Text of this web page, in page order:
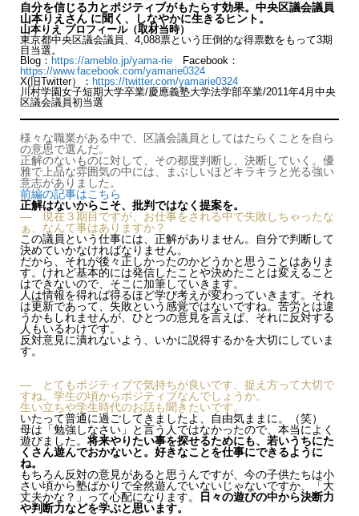
自分を信じる力とポジティブがもたらす効果。中央区議会議員
山本りえさん に聞く、しなやかに生きるヒント。
山本りえ プロフィール（取材当時）
東京都中央区議会議員、4,088票という圧倒的な得票数をもって3期
目当選。
Blog： https://ameblo.jp/yama-rie Facebook：
https://www.facebook.com/yamarie0324
X(旧Twitter）： https://twitter.com/yamarie0324
川村学園女子短期大学卒業/慶應義塾大学法学部卒業/2011年4月中央
区議会議員初当選
様々な職業がある中で、区議会議員としてはたらくことを自ら
の意思で選んだ。
正解のないものに対して、その都度判断し、決断していく。優
雅で上品な雰囲気の中には、まぶしいほどキラキラと光る強い
意志がありました。
前編の記事はこちら
正解はないからこそ、批判ではなく提案を。
— 現在３期目ですが、お仕事をされる中で失敗しちゃったな
ぁ、なんて事はありますか？
この議員という仕事には、正解がありません。自分で判断して
決めていかなければなりません。
だから、それが後々正しかったのかどうかと思うことはありま
す。けれど基本的には発信したことや決めたことは変えること
はできないので、そこに加筆していきます。
人は情報を得れば得るほど学び考えが変わっていきます。それ
は更新であって、失敗という感覚ではないですね。苦労とは違
うかもしれませんが、ひとつの意見を言えば、それに反対する
人もいるわけです。
反対意見に潰れないよう、いかに説得するかを大切にしていま
す。
— とてもポジティブで気持ちが良いです、捉え方って大切で
すね。学生の頃からポジティブなんでしょうか。
生い立ちや学生時代のお話も聞きたいです。
いたって普通に過ごしてきましたよ、自由気ままに。（笑）
母は「勉強しなさい」と言う人ではなかったので、本当によく
遊びました。将来やりたい事を探せるためにも、若いうちにた
くさん遊んでおかないと。好きなことを仕事にできるように
ね。
もちろん反対の意見があると思うんですが、今の子供たちは小
さい頃から塾ばかりで全然遊んでいないじゃないですか、「大
丈夫かな？」って心配になります。
日々の遊びの中から決断力
や判断力などを学ぶと思います。